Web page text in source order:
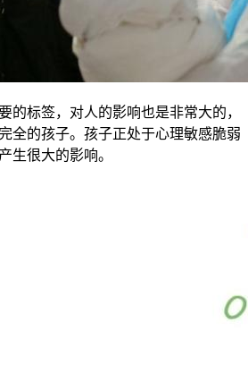
标签，对人的影响也是非常大的，
全的孩子。孩子正处于心理敏感脆弱
生很大的影响。